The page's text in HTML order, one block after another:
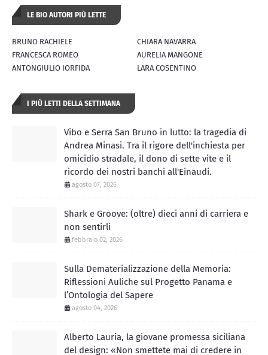
LE BIO AUTORI PIÙ LETTE
BRUNO RACHIELE
CHIARA NAVARRA
FRANCESCA ROMEO
AURELIA MANGONE
ANTONGIULIO IORFIDA
LARA COSENTINO
I PIÙ LETTI DELLA SETTIMANA
Vibo e Serra San Bruno in lutto: la tragedia di
Andrea Minasi. Tra il rigore dell'inchiesta per
omicidio stradale, il dono di sette vite e il
ricordo dei nostri banchi all'Einaudi.
agosto 07, 2026
Shark e Groove: (oltre) dieci anni di carriera e
non sentirli
febbraio 02, 2026
Sulla Dematerializzazione della Memoria:
Riflessioni Auliche sul Progetto Panama e
l’Ontologia del Sapere
agosto 04, 2026
Alberto Lauria, la giovane promessa siciliana
del design: «Non smettete mai di credere in